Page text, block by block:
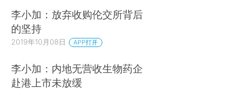
李小加：放弃收购伦交所背后
的坚持
2019年10月08日 APP打开
李小加：内地无营收生物药企
赴港上市未放缓